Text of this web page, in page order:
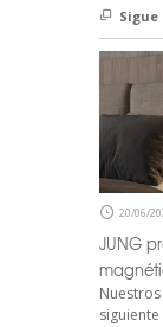
Sigue
20/06/
JUNG